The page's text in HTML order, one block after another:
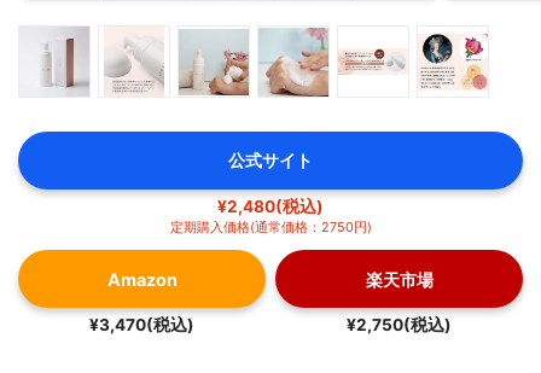
公式サイト
¥2,480(税込)
定期購入価格(通常価格：2750円)
Amazon
¥3,470(税込)
楽天市場
¥2,750(税込)